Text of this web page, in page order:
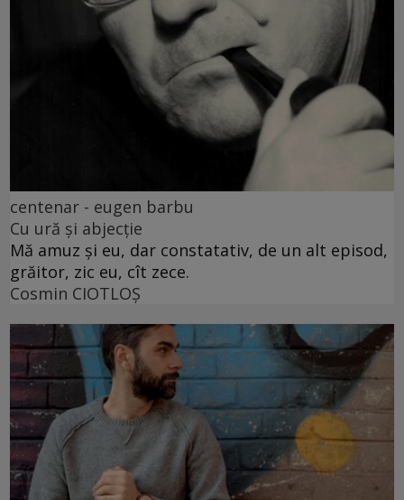
centenar - eugen barbu
Cu ură și abjecție
Mă amuz și eu, dar constatativ, de un alt episod,
grăitor, zic eu, cît zece.
Cosmin CIOTLOŞ